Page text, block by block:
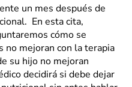
un mes después de
En esta cita,
cómo se
mejoran con la terapia
su hijo no mejoran
decidirá si debe dejar